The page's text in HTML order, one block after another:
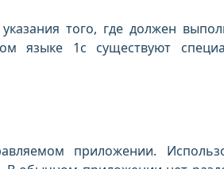
того, где должен
языке 1с существуют
приложении.